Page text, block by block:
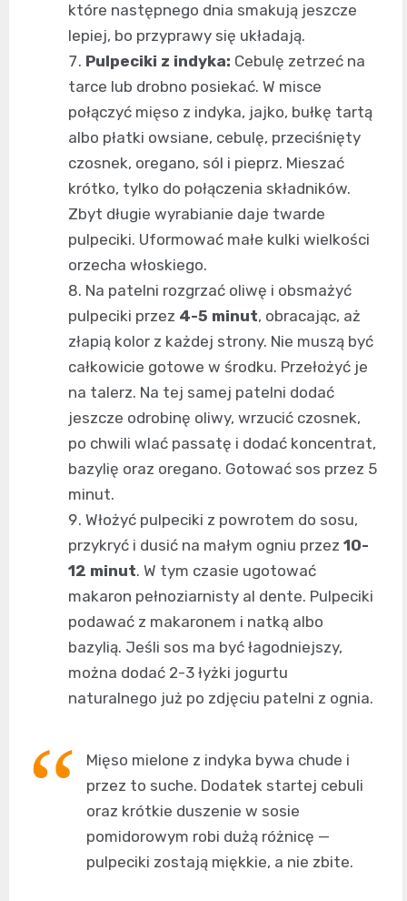
które następnego dnia smakują jeszcze
lepiej, bo przyprawy się układają.
Pulpeciki z indyka: Cebulę zetrzeć na
tarce lub drobno posiekać. W misce
połączyć mięso z indyka, jajko, bułkę tartą
albo płatki owsiane, cebulę, przeciśnięty
czosnek, oregano, sól i pieprz. Mieszać
krótko, tylko do połączenia składników.
Zbyt długie wyrabianie daje twarde
pulpeciki. Uformować małe kulki wielkości
orzecha włoskiego.
Na patelni rozgrzać oliwę i obsmażyć
pulpeciki przez 4-5 minut, obracając, aż
złapią kolor z każdej strony. Nie muszą być
całkowicie gotowe w środku. Przełożyć je
na talerz. Na tej samej patelni dodać
jeszcze odrobinę oliwy, wrzucić czosnek,
po chwili wlać passatę i dodać koncentrat,
bazylię oraz oregano. Gotować sos przez 5
minut.
Włożyć pulpeciki z powrotem do sosu,
przykryć i dusić na małym ogniu przez 10-
12 minut. W tym czasie ugotować
makaron pełnoziarnisty al dente. Pulpeciki
podawać z makaronem i natką albo
bazylią. Jeśli sos ma być łagodniejszy,
można dodać 2-3 łyżki jogurtu
naturalnego już po zdjęciu patelni z ognia.
Mięso mielone z indyka bywa chude i
przez to suche. Dodatek startej cebuli
oraz krótkie duszenie w sosie
pomidorowym robi dużą różnicę —
pulpeciki zostają miękkie, a nie zbite.